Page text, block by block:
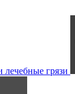
грязи